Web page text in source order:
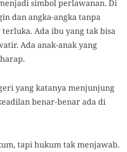
simbol perlawanan. Di
dan angka-angka tanpa
Ada ibu yang tak bisa
Ada anak-anak yang
yang katanya menjunjung
benar-benar ada di
tapi hukum tak menjawab.